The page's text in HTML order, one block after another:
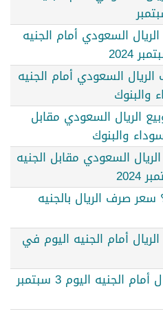
السعودي أمام الجنيه
السعودي أمام الجنيه
الريال السعودي مقابل
والبنوك
السعودي مقابل الجنيه
سعر صرف الريال بالجنيه
أمام الجنيه اليوم في
الريال طاير.. سعر شراء الريال أمام الجنيه اليوم 3 سبتمبر